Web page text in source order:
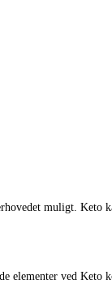
muligt.
ved Keto